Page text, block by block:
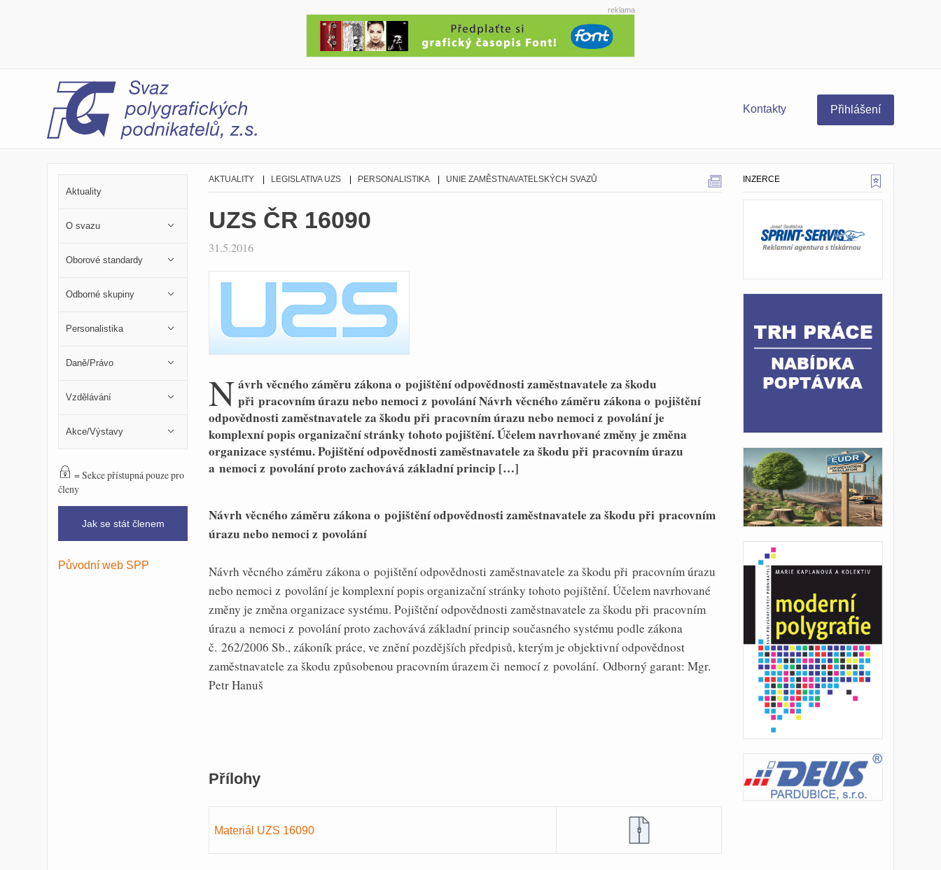
reklama
Kontakty Přihlášení
INZERCE
Aktuality
O svazu
Oborové standardy
Odborné skupiny
Personalistika
Daně/Právo
Vzdělávání
Akce/Výstavy
= Sekce přístupná pouze pro
členy
Jak se stát členem
Původní web SPP
AKTUALITY LEGISLATIVA UZS PERSONALISTIKA| UNIE ZAMĚSTNAVATELSKÝCH SVAZŮ
UZS ČR 16090
31.5.2016
N ávrh věcného záměru zákona o pojištění odpovědnosti zaměstnavatele za škodu
při pracovním úrazu nebo nemoci z povolání Návrh věcného záměru zákona o pojištění
odpovědnosti zaměstnavatele za škodu při pracovním úrazu nebo nemoci z povolání je
komplexní popis organizační stránky tohoto pojištění. Účelem navrhované změny je změna
organizace systému. Pojištění odpovědnosti zaměstnavatele za škodu při pracovním úrazu
a nemoci z povolání proto zachovává základní princip […]
Návrh věcného záměru zákona o pojištění odpovědnosti zaměstnavatele za škodu při pracovním
úrazu nebo nemoci z povolání
Návrh věcného záměru zákona o pojištění odpovědnosti zaměstnavatele za škodu při pracovním úrazu
nebo nemoci z povolání je komplexní popis organizační stránky tohoto pojištění. Účelem navrhované
změny je změna organizace systému. Pojištění odpovědnosti zaměstnavatele za škodu při pracovním
úrazu a nemoci z povolání proto zachovává základní princip současného systému podle zákona
č. 262/2006 Sb., zákoník práce, ve znění pozdějších předpisů, kterým je objektivní odpovědnost
zaměstnavatele za škodu způsobenou pracovním úrazem či nemocí z povolání. Odborný garant: Mgr.
Petr Hanuš
Přílohy
Materiál UZS 16090